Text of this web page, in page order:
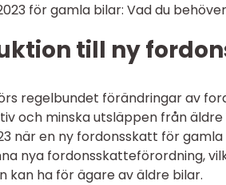
för gamla bilar: Vad du
till ny
regelbundet förändringar av
och minska utsläppen från
när en ny fordonsskatt för
nya fordonsskatteförordning,
kan ha för ägare av äldre bilar.